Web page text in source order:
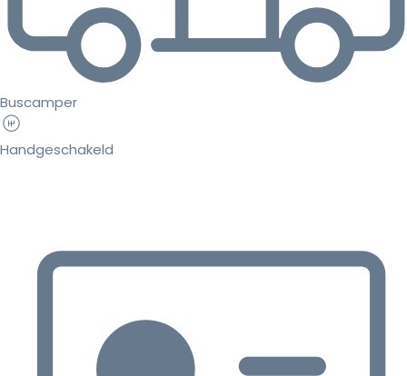
Buscamper
Handgeschakeld